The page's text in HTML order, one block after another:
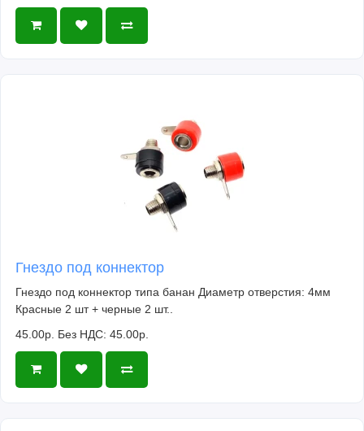
Гнездо под коннектор
Гнездо под коннектор типа банан Диаметр отверстия: 4мм
Красные 2 шт + черные 2 шт..
45.00р. Без НДС: 45.00р.